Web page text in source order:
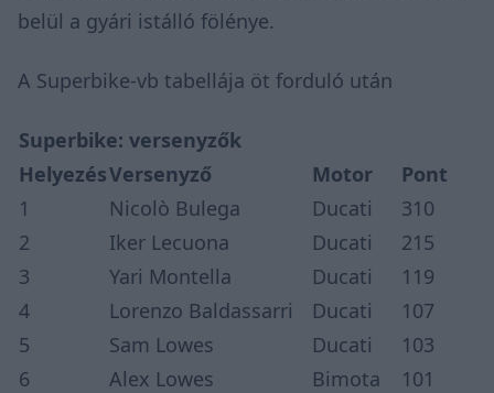
belül a gyári istálló fölénye.
A Superbike-vb tabellája öt forduló után
Superbike: versenyzők
HelyezésVersenyző Motor
Pont
1
Nicolò Bulega Ducati
310
2
Iker Lecuona Ducati
215
3
Yari Montella Ducati
119
4
Lorenzo Baldassarri Ducati
107
5
Sam Lowes Ducati
103
6
Alex Lowes Bimota
101